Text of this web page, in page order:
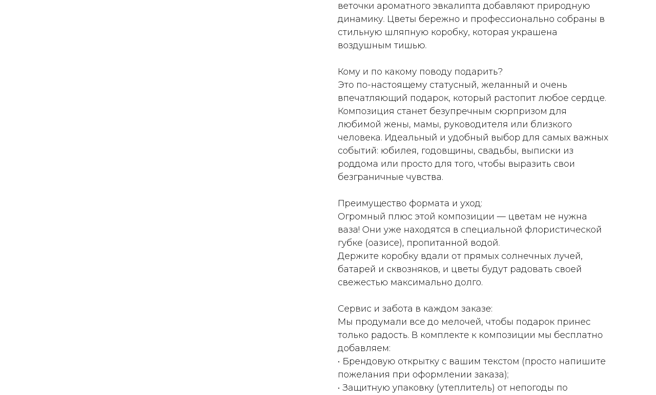
веточки ароматного эвкалипта добавляют природную
динамику. Цветы бережно и профессионально собраны в
стильную шляпную коробку, которая украшена
воздушным тишью.
Кому и по какому поводу подарить?
Это по-настоящему статусный, желанный и очень
впечатляющий подарок, который растопит любое сердце.
Композиция станет безупречным сюрпризом для
любимой жены, мамы, руководителя или близкого
человека. Идеальный и удобный выбор для самых важных
событий: юбилея, годовщины, свадьбы, выписки из
роддома или просто для того, чтобы выразить свои
безграничные чувства.
Преимущество формата и уход:
Огромный плюс этой композиции — цветам не нужна
ваза! Они уже находятся в специальной флористической
губке (оазисе), пропитанной водой.
Держите коробку вдали от прямых солнечных лучей,
батарей и сквозняков, и цветы будут радовать своей
свежестью максимально долго.
Сервис и забота в каждом заказе:
Мы продумали все до мелочей, чтобы подарок принес
только радость. В комплекте к композиции мы бесплатно
добавляем:
• Брендовую открытку с вашим текстом (просто напишите
пожелания при оформлении заказа);
• Защитную упаковку (утеплитель) от непогоды по